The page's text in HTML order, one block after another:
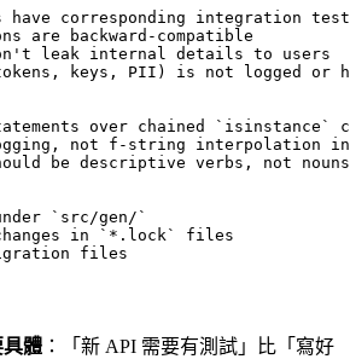
have corresponding integration
are backward-compatible
leak internal details to users
keys, PII) is not logged or
over chained `isinstance`
not f-string interpolation
be descriptive verbs, not nouns
`src/gen/`
in `*.lock` files
具體 ：「新 API 需要有測試」比「寫好